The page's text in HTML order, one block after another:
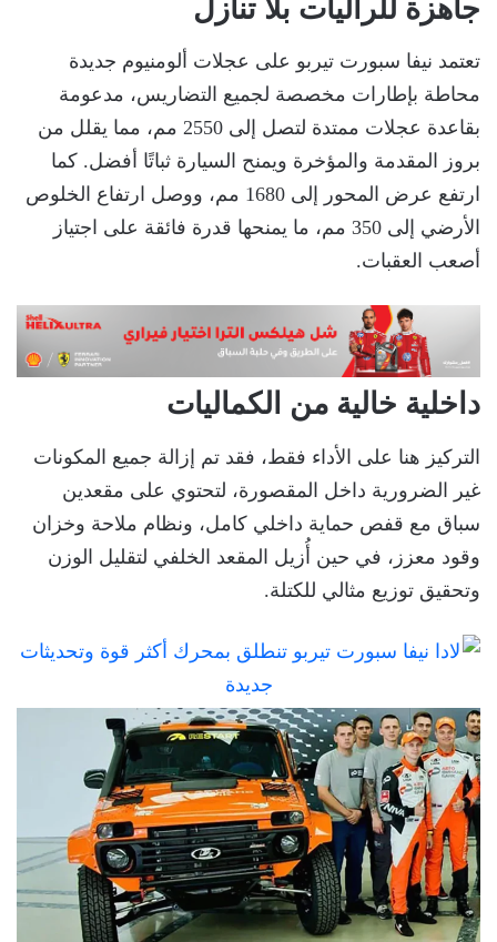
جاهزة للراليات بلا تنازل
تعتمد نيفا سبورت تيربو على عجلات ألومنيوم جديدة
محاطة بإطارات مخصصة لجميع التضاريس، مدعومة
بقاعدة عجلات ممتدة لتصل إلى 2550 مم، مما يقلل من
بروز المقدمة والمؤخرة ويمنح السيارة ثباتًا أفضل. كما
ارتفع عرض المحور إلى 1680 مم، ووصل ارتفاع الخلوص
الأرضي إلى 350 مم، ما يمنحها قدرة فائقة على اجتياز
أصعب العقبات.
داخلية خالية من الكماليات
التركيز هنا على الأداء فقط، فقد تم إزالة جميع المكونات
غير الضرورية داخل المقصورة، لتحتوي على مقعدين
سباق مع قفص حماية داخلي كامل، ونظام ملاحة وخزان
وقود معزز، في حين أُزيل المقعد الخلفي لتقليل الوزن
وتحقيق توزيع مثالي للكتلة.